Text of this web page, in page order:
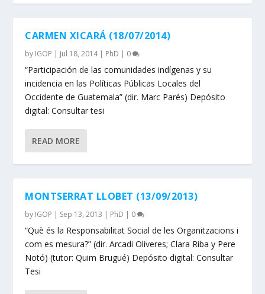
CARMEN XICARÁ (18/07/2014)
by IGOP | Jul 18, 2014| PhD | 0
“Participación de las comunidades indígenas y su
incidencia en las Políticas Públicas Locales del
Occidente de Guatemala” (dir. Marc Parés) Depósito
digital: Consultar tesi
READ MORE
MONTSERRAT LLOBET (13/09/2013)
by IGOP | Sep 13, 2013 | PhD | 0
“Què és la Responsabilitat Social de les Organitzacions i
com es mesura?” (dir. Arcadi Oliveres; Clara Riba y Pere
Notó) (tutor: Quim Brugué) Depósito digital: Consultar
Tesi